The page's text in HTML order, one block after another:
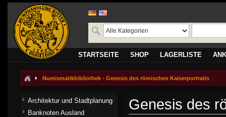
STARTSEITE SHOP LAGERLISTE
Numismatikbibliothek - Genesis des römischen Kaiserportraits
Genesis des
Architektur und Stadtplanung
Banknoten Ausland